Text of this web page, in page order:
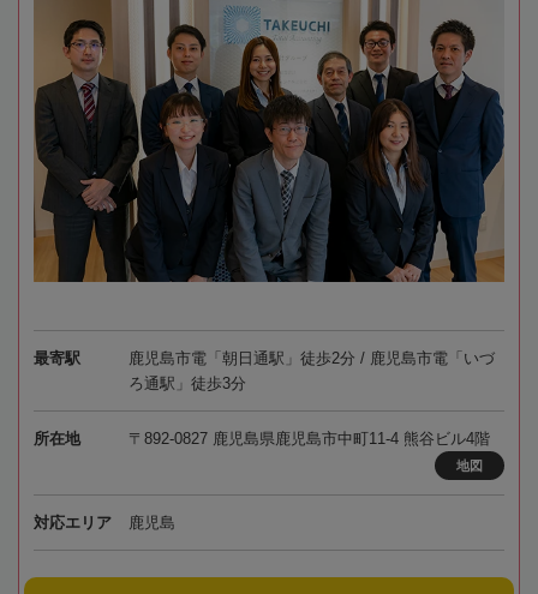
最寄駅
鹿児島市電「朝日通駅」徒歩2分 / 鹿児島市電「いづ
ろ通駅」徒歩3分
所在地 〒892-0827 鹿児島県鹿児島市中町11-4 熊谷ビル4階
地図
対応エリア 鹿児島